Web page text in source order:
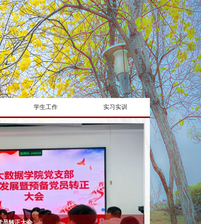
学生工作 实习实训